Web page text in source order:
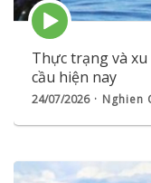
Episode
play
icon
Thực trạng và
cầu hiện nay
24/07/2026 Nghien